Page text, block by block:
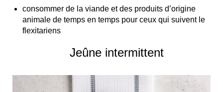
consommer de la viande et des produits d’origine
animale de temps en temps pour ceux qui suivent le
flexitariens
Jeûne intermittent